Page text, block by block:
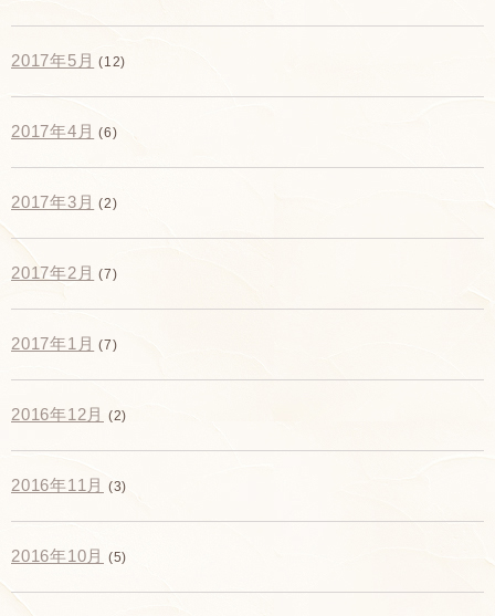
2017年5月 (12)
2017年4月 (6)
2017年3月 (2)
2017年2月 (7)
2017年1月 (7)
2016年12月 (2)
2016年11月 (3)
2016年10月 (5)